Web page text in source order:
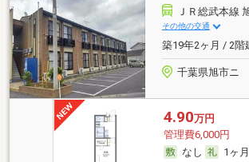
ＪＲ総武本線
その他の交通
築19年2ヶ月 / 2階
千葉県旭市ニ
4.90万円
管理費6,000円
なし
1ヶ月